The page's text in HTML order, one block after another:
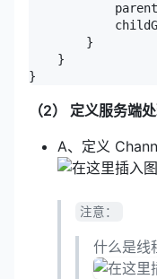
        }
    }
（2） 定义服务端
A、定义
注意：
什么是线